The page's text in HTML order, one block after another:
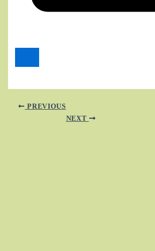
PREVIOUS
NEXT